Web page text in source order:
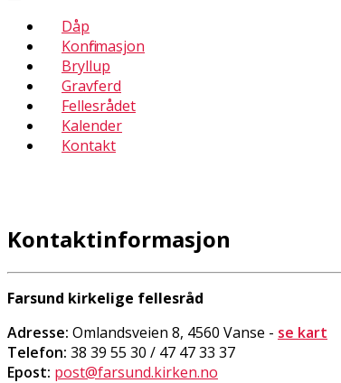
Dåp
Konfirmasjon
Bryllup
Gravferd
Fellesrådet
Kalender
Kontakt
Kontaktinformasjon
Farsund kirkelige fellesråd
Adresse: Omlandsveien 8, 4560 Vanse - se kart
Telefon: 38 39 55 30 / 47 47 33 37
Epost: post@farsund.kirken.no